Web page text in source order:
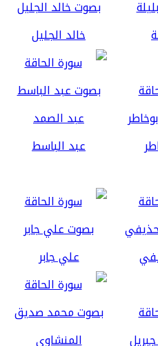
خالد الجليل
عبد الباسط
علي جابر